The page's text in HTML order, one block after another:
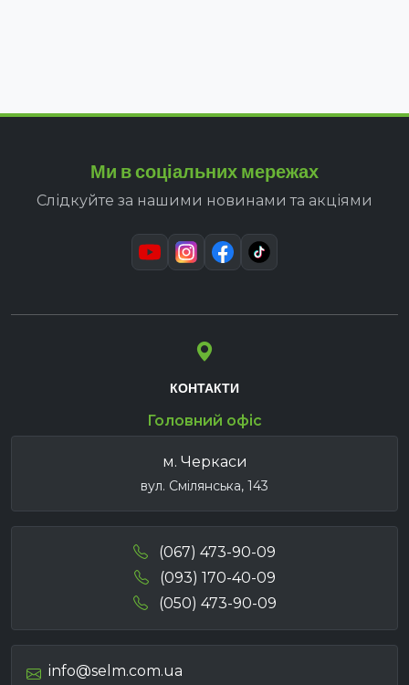
Ми в соціальних мережах
Слідкуйте за нашими новинами та акціями
КОНТАКТИ
Головний офіс
м. Черкаси
вул. Смілянська, 143
(067) 473-90-09
(093) 170-40-09
(050) 473-90-09
info@selm.com.ua